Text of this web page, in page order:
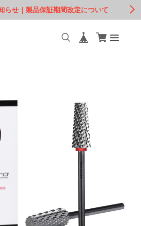
らせ｜製品保証期間改定について